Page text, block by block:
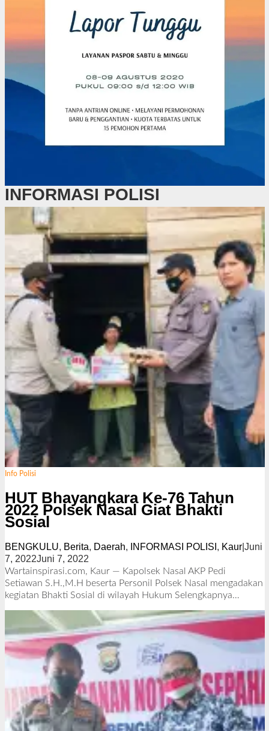
INFORMASI POLISI
Info Polisi
HUT Bhayangkara Ke-76 Tahun
2022 Polsek Nasal Giat Bhakti
Sosial
BENGKULU, Berita, Daerah, INFORMASI POLISI , Kaur| Juni
7, 2022Juni 7, 2022
l
e
h
e
d
a
i
Wartainspirasi.com, Kaur — Kapolsek Nasal AKP Pedi
Setiawan S.H.,M.H beserta Personil Polsek Nasal mengadakan
kegiatan Bhakti Sosial di wilayah Hukum Selengkapnya…